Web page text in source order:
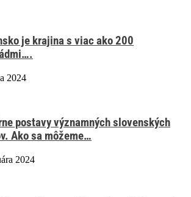
je krajina s viac ako 200
2024
postavy významných slovenských
Ako sa môžeme…
2024